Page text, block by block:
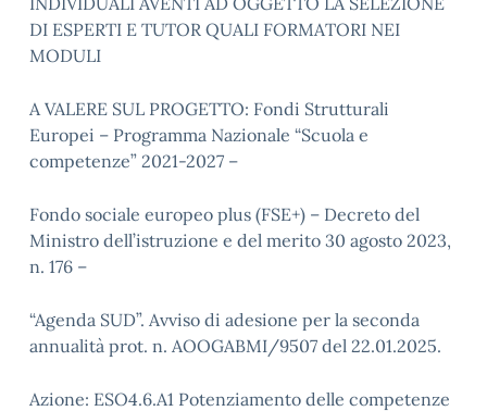
DI ESPERTI E TUTOR QUALI FORMATORI NEI
MODULI
A VALERE SUL PROGETTO: Fondi Strutturali
Europei – Programma Nazionale “Scuola e
competenze” 2021-2027 –
Fondo sociale europeo plus (FSE+) – Decreto del
Ministro dell’istruzione e del merito 30 agosto 2023,
n. 176 –
“Agenda SUD”. Avviso di adesione per la seconda
annualità prot. n. AOOGABMI/9507 del 22.01.2025.
Azione: ESO4.6.A1 Potenziamento delle competenze